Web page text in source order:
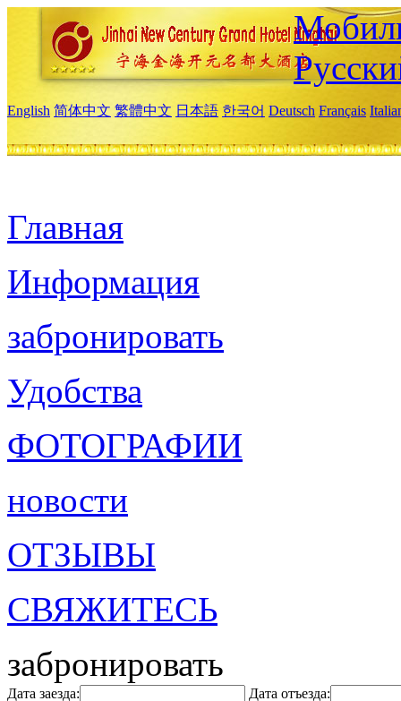
English 简体中文 繁體中文 日本語 한국어 Deutsch Français
Главная
Информация
забронировать
Удобства
ФОТОГРАФИИ
новости
ОТЗЫВЫ
СВЯЖИТЕСЬ
забронировать
Дата заезда: Дата отъезда: